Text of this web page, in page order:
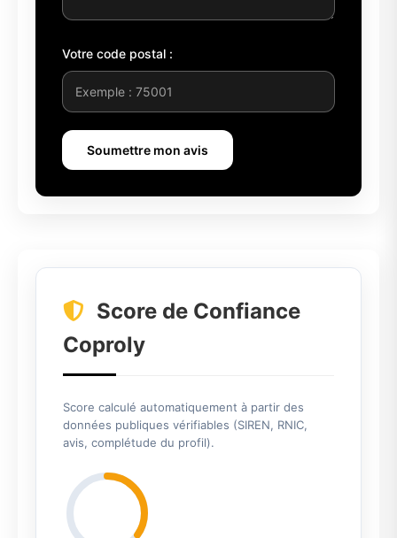
Votre code postal :
Soumettre mon avis
Score de Confiance
Coproly
Score calculé automatiquement à partir des
données publiques vérifiables (SIREN, RNIC,
avis, complétude du profil).